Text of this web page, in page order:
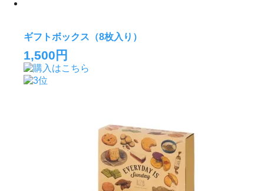
ギフトボックス（8枚入り）
1,500円